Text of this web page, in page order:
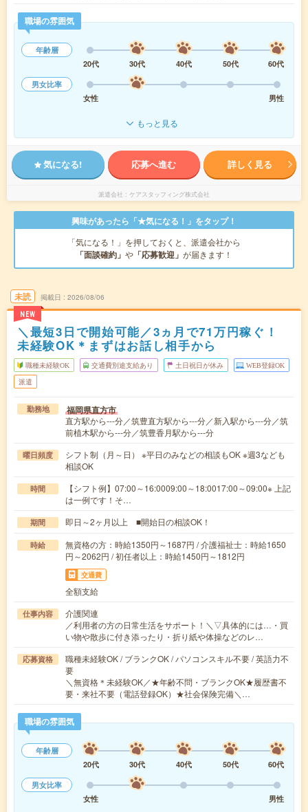
職場の雰囲気
年齢層
20代
30代 40代 50代
60代
男女比率
女性
男性
もっと見る
気になる! 応募へ進む 詳しく見る
派遣会社 ケアスタッフィング株式会社
興味があったら「★気になる！」をタップ！
「気になる！」を押しておくと、派遣会社から
「面談確約」 や 「応募歓迎」 が届きます！
未読
NEW
掲載日 2026/08/06
＼最短3日で開始可能／3ヵ月で71万円稼ぐ！
未経験OK＊まずはお話し相手から
職種未経験OK 交通費別途支給あり 土日祝日が休み WEB登録OK
派遣
勤務地 福岡県直方市
直方駅から---分／筑豊直方駅から---分／新入駅から---分／筑
前植木駅から---分／筑豊香月駅から---分
曜日頻度
シフト制（月～日） ※平日のみなどの相談もOK ※週3なども
相談OK
時間
【シフト例】07:00～16:0009:00～18:0017:00～09:00※ 上記
は一例です！そ…
期間 即日～2ヶ月以上 ■開始日の相談OK！
時給
無資格の方：時給1350円～1687円 / 介護福祉士：時給1650
円～2062円 / 初任者以上：時給1450円～1812円
交通費
全額支給
仕事内容
介護関連
／利用者の方の日常生活をサポート！＼▽具体的には…・買
い物や散歩に付き添ったり・折り紙や体操などのレ…
応募資格
職種未経験OK / ブランクOK / パソコンスキル不要 / 英語力不
要
＼無資格＊未経験OK／★年齢不問・ブランクOK★履歴書不
要・来社不要（電話登録OK）★社会保険完備＼…
職場の雰囲気
年齢層
20代
30代 40代 50代
60代
男女比率
女性
男性